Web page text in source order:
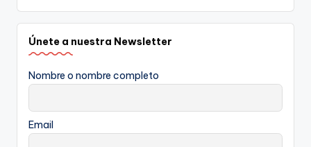
Únete a nuestra Newsletter
Nombre o nombre completo
Email